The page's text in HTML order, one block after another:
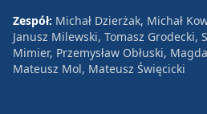
Zespół: Michał Dzierżak, Michał
Janusz Milewski, Tomasz Grodecki,
Mimier, Przemysław Obłuski,
Mateusz Mol, Mateusz Święcicki